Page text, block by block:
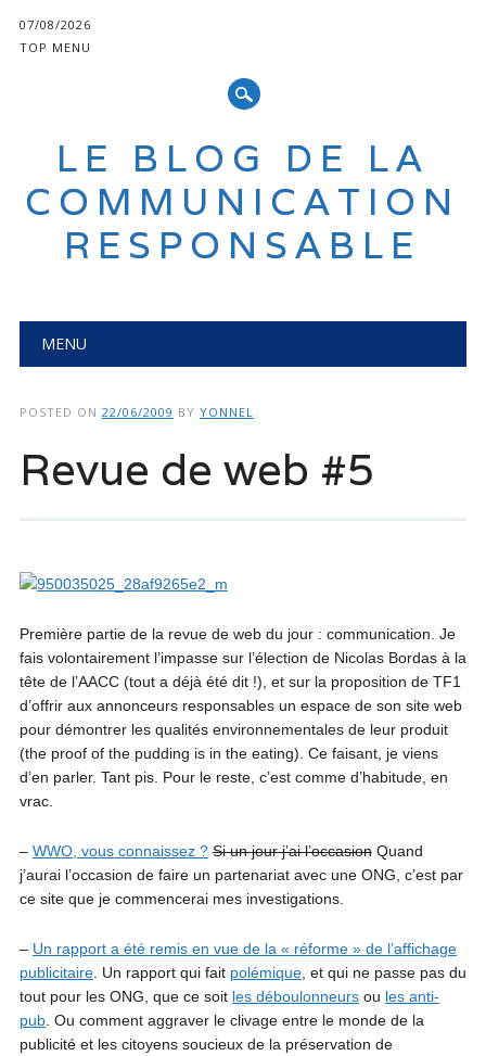
07/08/2026
TOP MENU
LE BLOG DE LA
COMMUNICATION
RESPONSABLE
Main menu
MENU
POSTED ON 22/06/2009 BY YONNEL
Revue de web #5
Première partie de la revue de web du jour : communication. Je
fais volontairement l’impasse sur l’élection de Nicolas Bordas à la
tête de l’AACC (tout a déjà été dit !), et sur la proposition de TF1
d’offrir aux annonceurs responsables un espace de son site web
pour démontrer les qualités environnementales de leur produit
(the proof of the pudding is in the eating). Ce faisant, je viens
d’en parler. Tant pis. Pour le reste, c’est comme d’habitude, en
vrac.
– WWO, vous connaissez ? Si un jour j’ai l’occasionQuand
j’aurai l’occasion de faire un partenariat avec une ONG, c’est par
ce site que je commencerai mes investigations.
– Un rapport a été remis en vue de la « réforme » de l’affichage
publicitaire. Un rapport qui fait polémique, et qui ne passe pas du
tout pour les ONG, que ce soit les déboulonneursou les anti-
pub. Ou comment aggraver le clivage entre le monde de la
publicité et les citoyens soucieux de la préservation de